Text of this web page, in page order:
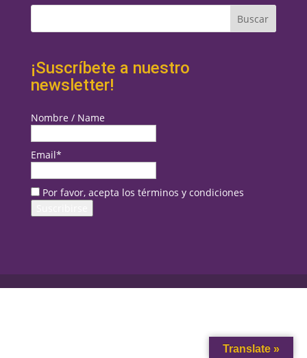
¡Suscríbete a nuestro
newsletter!
Nombre / Name
Email*
Por favor, acepta los términos y condiciones
Translate »